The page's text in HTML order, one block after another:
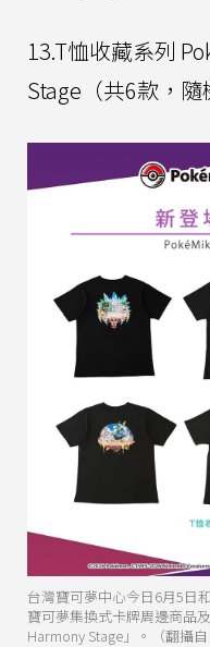
13.T恤收藏系列
Stage（共6款，
台灣寶可夢中心今日6月5日
寶可夢集換式卡牌周邊商品
Harmony Stage」。（翻攝